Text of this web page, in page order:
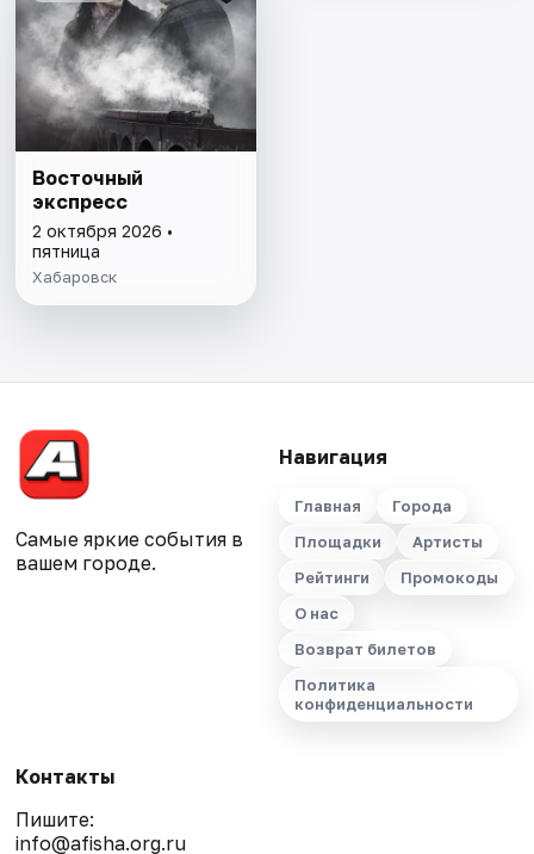
Восточный
экспресс
2 октября 2026 •
пятница
Хабаровск
Самые яркие события в
вашем городе.
Навигация
Главная
Города
Площадки
Артисты
Рейтинги
Промокоды
О нас
Возврат билетов
Политика
конфиденциальности
Контакты
Пишите:
info@afisha.org.ru